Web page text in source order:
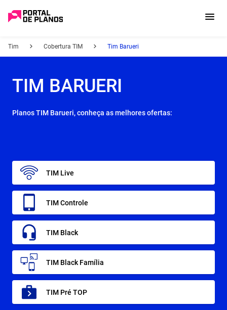
Tim Cobertura TIM Tim Barueri
TIM BARUERI
Planos TIM Barueri, conheça as melhores ofertas:
TIM Live
TIM Controle
TIM Black
TIM Black Família
TIM Pré TOP